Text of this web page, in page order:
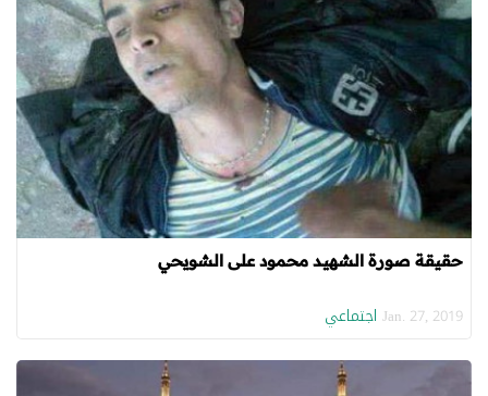
حقيقة صورة الشهيد محمود على الشويحي
Jan. 27, 2019 اجتماعي